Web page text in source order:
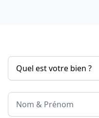
Nom & Prénom